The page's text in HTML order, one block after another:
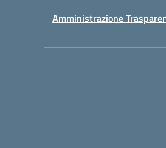
Amministrazione